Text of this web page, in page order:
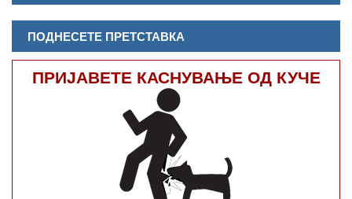
ПОДНЕСЕТЕ ПРЕТСТАВКА
ПРИЈАВЕТЕ КАСНУВАЊЕ ОД КУЧЕ